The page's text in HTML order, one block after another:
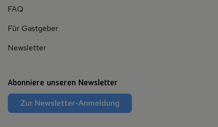
FAQ
Für Gastgeber
Newsletter
Abonniere unseren Newsletter
Zur Newsletter-Anmeldung